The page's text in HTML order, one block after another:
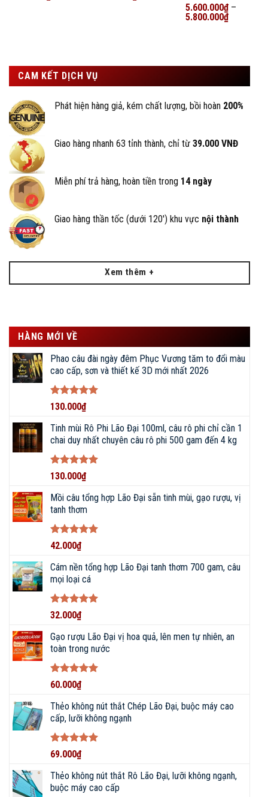
trong bài viết.
Cung cấp chế độ bảo hành tận tâm, 1 đổi 1 nếu có lỗi từ nhà
sản xuất, hỗ trợ thay mới, đổi lóng cũ lên đến 2 năm.
Đường dây nóng 24/7, cung cấp phụ kiện thay thế chính hãng.
Giảm giá 50% khi thay thế lóng cần.
Chuyên tư vấn, lựa chọn, mua sắm, báo giá các
sản phẩm
ĐẠI LÝ PHÂN PHỐI DỤNG CỤ ĐI
CÂU CHÍNH HÃNG • ĐỒ CÂU
KẾT NỐI VỚI CHÚNG TÔI NGAY!
086 793 7997
NHẬN BÁO GIÁ
Được xếp
hạng55
5.600.000₫–
5.800.000₫
CAM KẾT DỊCH VỤ
Phát hiện hàng giả, kém chất lượng, bồi hoàn 200%
Giao hàng nhanh 63 tỉnh thành, chỉ từ 39.000 VNĐ
Miễn phí trả hàng, hoàn tiền trong 14 ngày
Giao hàng thần tốc (dưới 120') khu vực nội thành
Xem thêm +
HÀNG MỚI VỀ
Phao câu đài ngày đêm Phục Vương tăm to đổi màu
cao cấp, sơn và thiết kế 3D mới nhất 2026
Được xếp
5
sao
130.000₫
Tinh mùi Rô Phi Lão Đại 100ml, câu rô phi chỉ cần 1
chai duy nhất chuyên câu rô phi 500 gam đến 4 kg
Được xếp
5
sao
130.000₫
Mồi câu tổng hợp Lão Đại sẵn tinh mùi, gạo rượu, vị
tanh thơm
Được xếp
55
sao
42.000₫
Cám nền tổng hợp Lão Đại tanh thơm 700 gam, câu
mọi loại cá
Được xếp
55
sao
32.000₫
Gạo rượu Lão Đại vị hoa quả, lên men tự nhiên, an
toàn trong nước
Được xếp
55
sao
60.000₫
Thẻo không nút thắt Chép Lão Đại, buộc máy cao
cấp, lưỡi không ngạnh
Được xếp
55
sao
69.000₫
Thẻo không nút thắt Rô Lão Đại, lưỡi không ngạnh,
buộc máy cao cấp